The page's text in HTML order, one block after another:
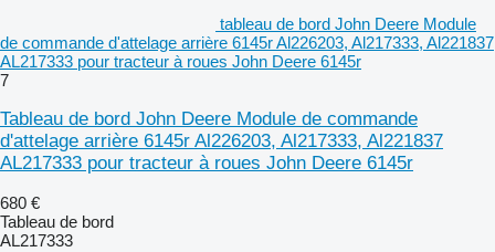
tableau de bord John Deere Module
de commande d'attelage arrière 6145r Al226203, Al217333, Al221837
AL217333 pour tracteur à roues John Deere 6145r
7
Tableau de bord John Deere Module de commande
d'attelage arrière 6145r Al226203, Al217333, Al221837
AL217333 pour tracteur à roues John Deere 6145r
680 €
Tableau de bord
AL217333